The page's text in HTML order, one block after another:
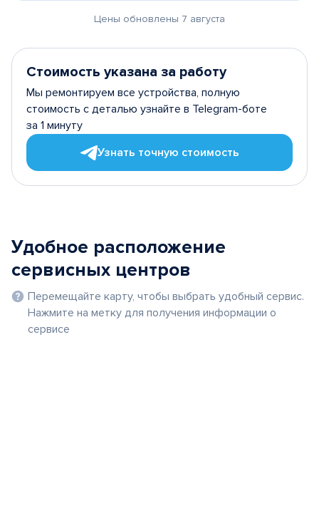
Цены обновлены 7 августа
Стоимость указана за работу
Мы ремонтируем все устройства, полную
стоимость с деталью узнайте в Telegram-боте
за 1 минуту
Узнать точную стоимость
Удобное расположение
сервисных центров
Перемещайте карту, чтобы выбрать удобный сервис.
Нажмите на метку для получения информации о
сервисе